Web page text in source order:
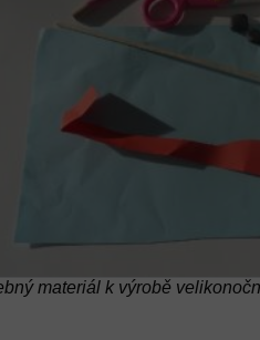
materiál k výrobě